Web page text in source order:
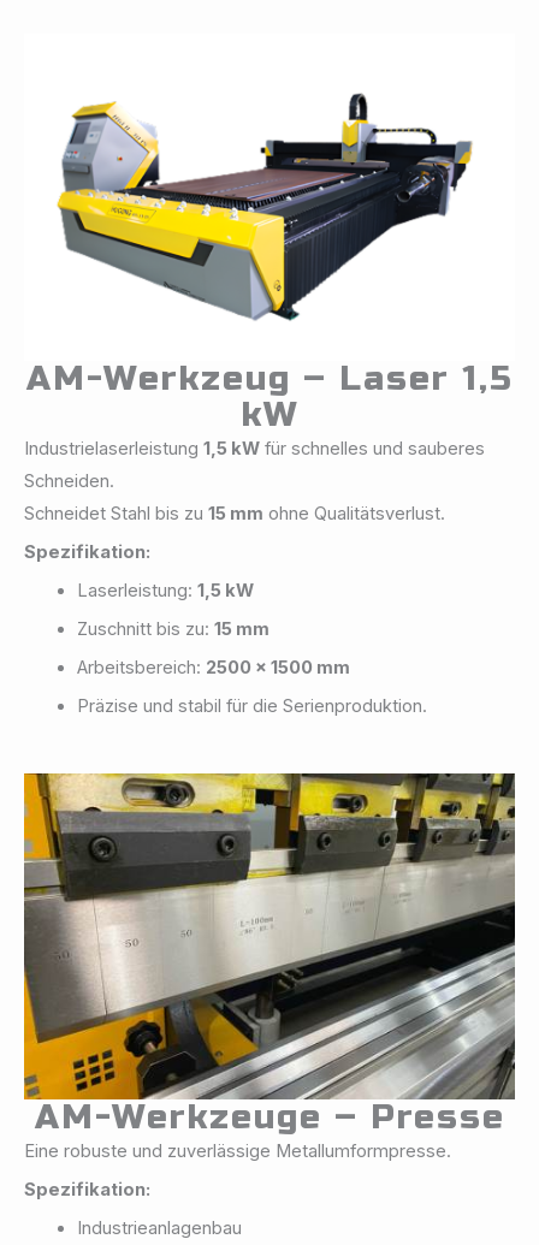
AM-Werkzeug – Laser 1,5
kW
Industrielaserleistung 1,5 kW für schnelles und sauberes
Schneiden.
Schneidet Stahl bis zu 15 mm ohne Qualitätsverlust.
Spezifikation:
Laserleistung: 1,5 kW
Zuschnitt bis zu: 15 mm
Arbeitsbereich: 2500 x 1500 mm
Präzise und stabil für die Serienproduktion.
AM-Werkzeuge – Presse
Eine robuste und zuverlässige Metallumformpresse.
Spezifikation:
Industrieanlagenbau